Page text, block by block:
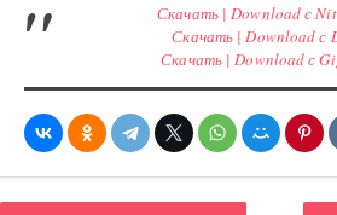
Скачать | Download с
Скачать | Download с
Скачать | Download с